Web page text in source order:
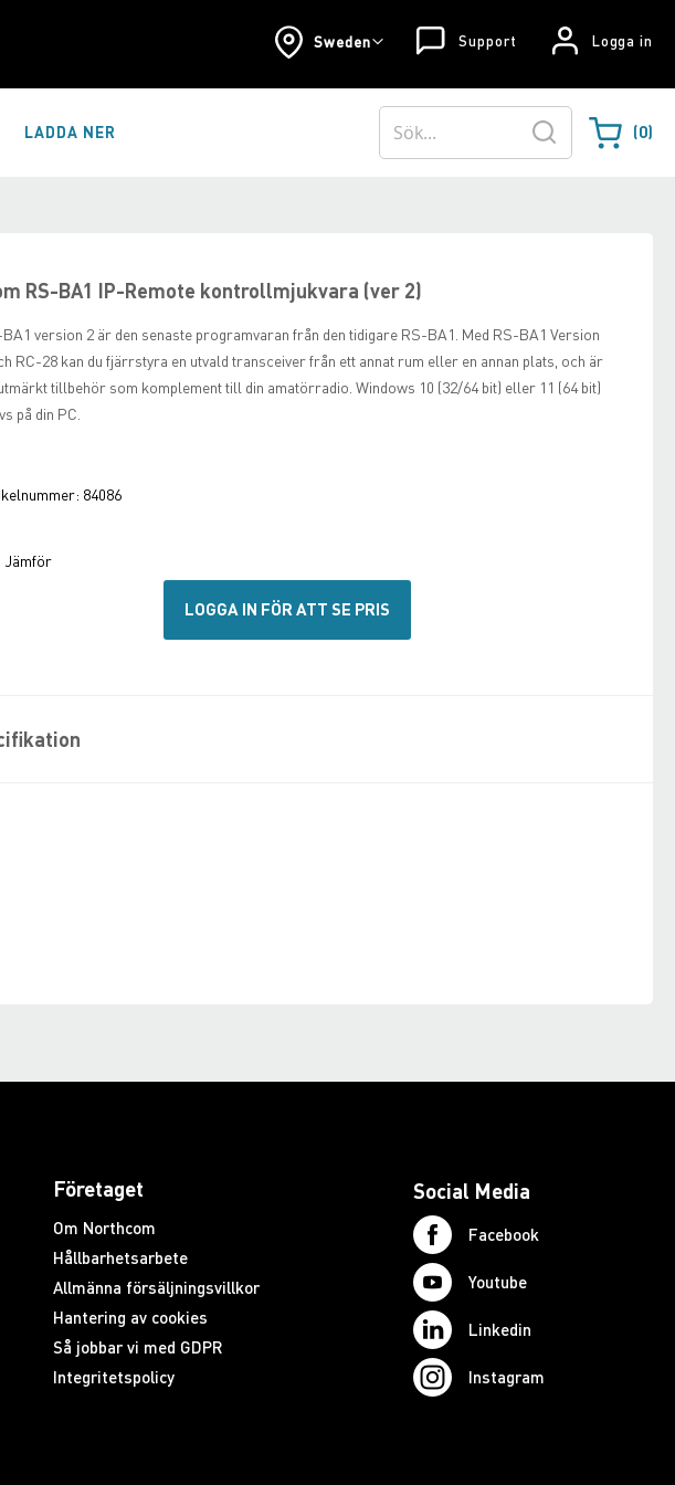
Logga in
Support
Sweden
LADDA NER Varukorgen
0
Sök
RS-BA1 IP-Remote kontrollmjukvara (ver 2)
version 2 är den senaste programvaran från den tidigare RS-BA1. Med RS-BA1 Version
RC-28 kan du fjärrstyra en utvald transceiver från ett annat rum eller en annan plats, och är
tillbehör som komplement till din amatörradio. Windows 10 (32/64 bit) eller 11 (64 bit)
på din PC.
84086
Jämför
LOGGA IN FÖR ATT SE PRIS
Företaget
Om Northcom
Hållbarhetsarbete
Allmänna försäljningsvillkor
Hantering av cookies
Så jobbar vi med GDPR
Integritetspolicy
Social Media
Facebook
Youtube
Linkedin
Instagram